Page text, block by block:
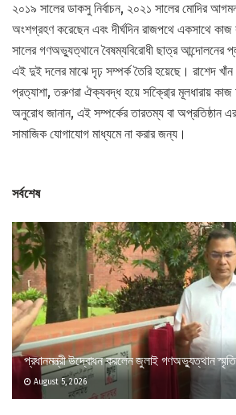
২০১৯ সালের ডাকসু নির্বাচন, ২০২১ সালের মোদির
অংশগ্রহণ করেছেন এবং দীর্ঘদিন রাজপথে একসাথে
সালের গণঅভ্যুত্থানে বৈষম্যবিরোধী ছাত্র আন্দোলনের
এই দুই দলের মাঝে দৃঢ় সম্পর্ক তৈরি হয়েছে। রাশেদ
প্রত্যাশা, তরুণরা ঐক্যবদ্ধ হয়ে সক্রিা্ের মূলধারায় কাজ
অনুরোধ জানান, এই সম্পর্কের তারতম্য বা অপ্রতিষ্ঠান
সামাজিক যোগাযোগ মাধ্যমে না করার জন্য।
সর্বশেষ
প্রধানমন্ত্রী উদ্বোধন করলেন জুলাই গণঅভ্যুত্থান
August 5, 2026